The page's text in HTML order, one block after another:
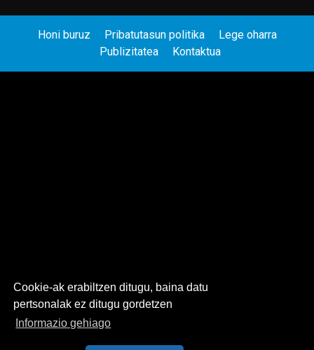
Cookie-ak erabiltzen ditugu, baina datu
pertsonalak ez ditugu gordetzen
Informazio gehiago
Honi buruz Pribatutasun politika
Lege oharra
Publizitatea
Kontaktua